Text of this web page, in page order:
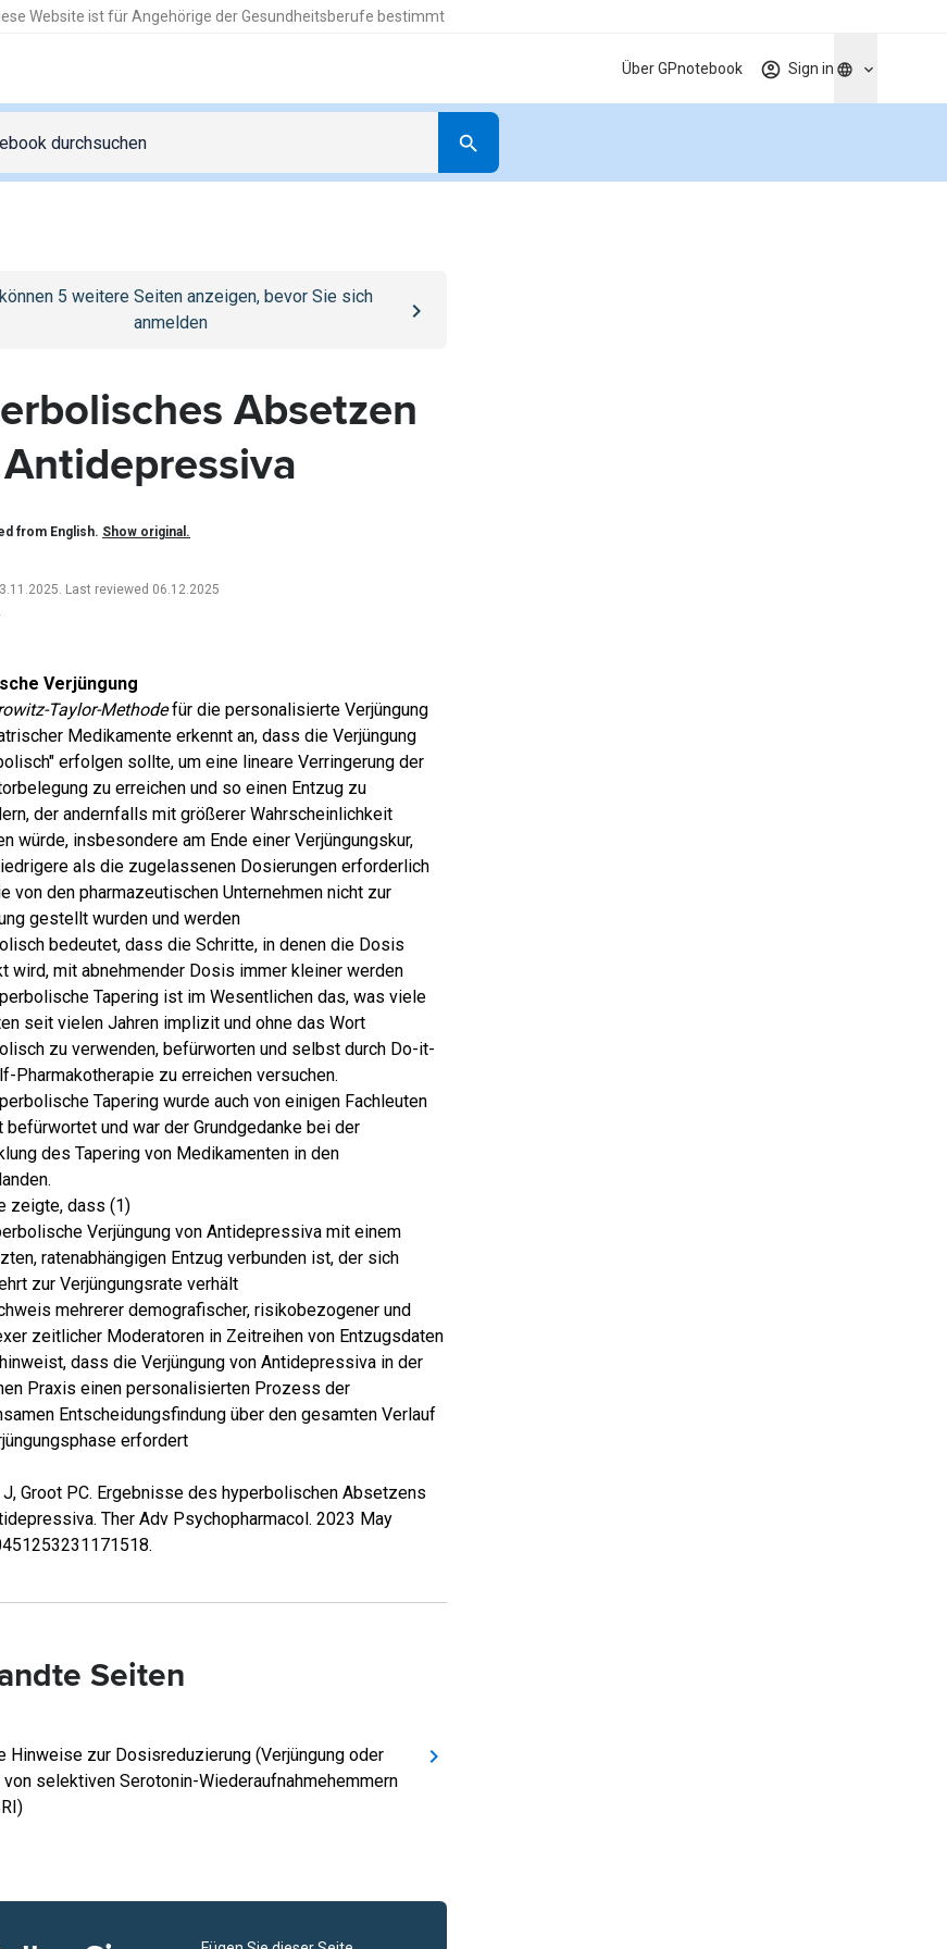
Website ist für Angehörige der Gesundheitsberufe bestimmt
Über GPnotebook Sign in
page
5 weitere Seiten anzeigen, bevor Sie sich
anmelden
Absetzen
from English. Show original.
. Last reviewed 06.12.2025
Verjüngung
Taylor-Methodefür die personalisierte Verjüngung
Medikamente erkennt an, dass die Verjüngung
erfolgen sollte, um eine lineare Verringerung der
zu erreichen und so einen Entzug zu
der andernfalls mit größerer Wahrscheinlichkeit
würde, insbesondere am Ende einer Verjüngungskur,
als die zugelassenen Dosierungen erforderlich
von den pharmazeutischen Unternehmen nicht zur
gestellt wurden und werden
bedeutet, dass die Schritte, in denen die Dosis
wird, mit abnehmender Dosis immer kleiner werden
Tapering ist im Wesentlichen das, was viele
seit vielen Jahren implizit und ohne das Wort
zu verwenden, befürworten und selbst durch Do-it-
Pharmakotherapie zu erreichen versuchen.
Tapering wurde auch von einigen Fachleuten
befürwortet und war der Grundgedanke bei der
des Tapering von Medikamenten in den
zeigte, dass (1)
Verjüngung von Antidepressiva mit einem
ratenabhängigen Entzug verbunden ist, der sich
zur Verjüngungsrate verhält
mehrerer demografischer, risikobezogener und
zeitlicher Moderatoren in Zeitreihen von Entzugsdaten
dass die Verjüngung von Antidepressiva in der
Praxis einen personalisierten Prozess der
Entscheidungsfindung über den gesamten Verlauf
erfordert
J, Groot PC. Ergebnisse des hyperbolischen Absetzens
Ther Adv Psychopharmacol. 2023 May
Seiten
Hinweise zur Dosisreduzierung (Verjüngung oder
selektiven Serotonin-Wiederaufnahmehemmern